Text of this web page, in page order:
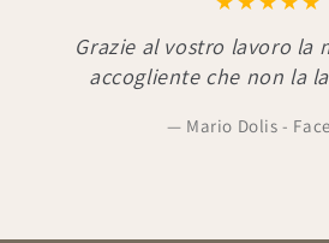
Grazie al vostro lavoro la
accogliente che non la
Mario Dolis -